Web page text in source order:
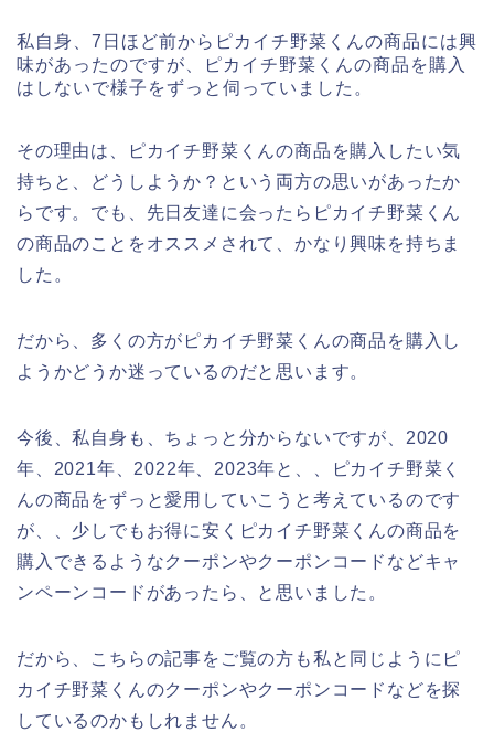
私自身、7日ほど前からピカイチ野菜くんの商品には興
味があったのですが、ピカイチ野菜くんの商品を購入
はしないで様子をずっと伺っていました。
その理由は、ピカイチ野菜くんの商品を購入したい気
持ちと、どうしようか？という両方の思いがあったか
らです。でも、先日友達に会ったらピカイチ野菜くん
の商品のことをオススメされて、かなり興味を持ちま
した。
だから、多くの方がピカイチ野菜くんの商品を購入し
ようかどうか迷っているのだと思います。
今後、私自身も、ちょっと分からないですが、2020
年、2021年、2022年、2023年と、、ピカイチ野菜く
んの商品をずっと愛用していこうと考えているのです
が、、少しでもお得に安くピカイチ野菜くんの商品を
購入できるようなクーポンやクーポンコードなどキャ
ンペーンコードがあったら、と思いました。
だから、こちらの記事をご覧の方も私と同じようにピ
カイチ野菜くんのクーポンやクーポンコードなどを探
しているのかもしれません。